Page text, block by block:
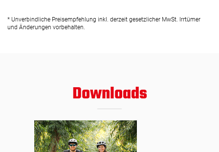
* Unverbindliche Preisempfehlung inkl. derzeit gesetzlicher MwSt. Irrtümer
und Änderungen vorbehalten.
Downloads